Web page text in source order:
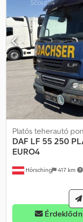
csehül, franciául,
jellegű, felszereltséget
nélkül.
Hörsching 417 km
Platós teherautó
DAF LF 55 250
EURO4